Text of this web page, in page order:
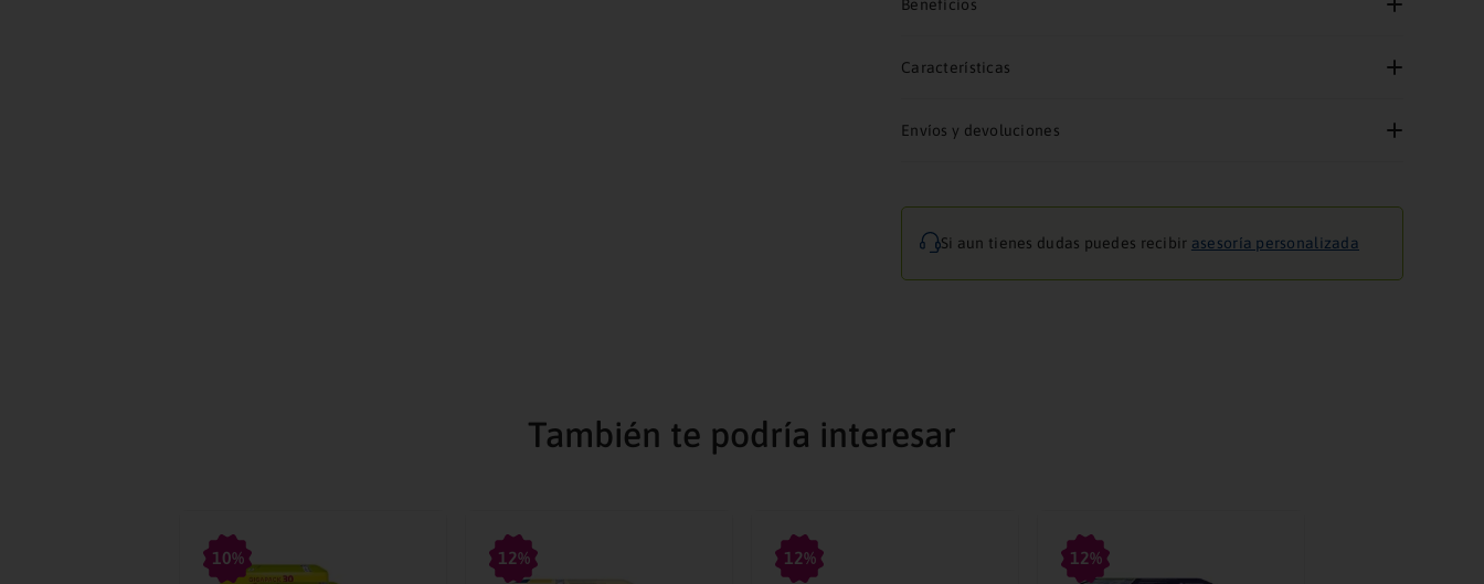
Beneficios
Características
Envíos y devoluciones
Si aun tienes dudas puedes recibir asesoría personalizada
También te podría interesar
10% 12% 12% 12%